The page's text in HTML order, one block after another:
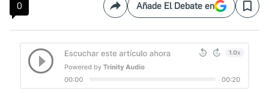
0 CompartirAñade El Debate en Save